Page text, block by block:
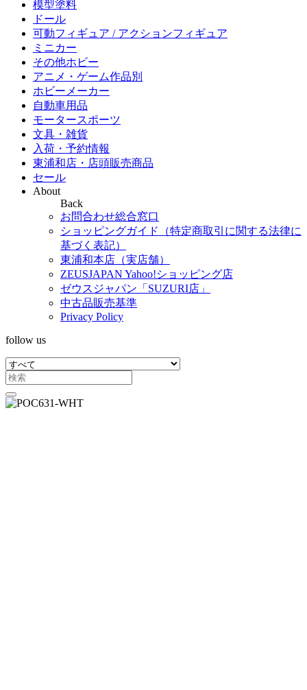
模型塗料
ドール
可動フィギュア / アクションフィギュア
ミニカー
その他ホビー
アニメ・ゲーム作品別
ホビーメーカー
自動車用品
モータースポーツ
文具・雑貨
入荷・予約情報
東浦和店・店頭販売商品
セール
About
Back
お問合わせ総合窓口
ショッピングガイド（特定商取引に関する法律に
基づく表記）
東浦和本店（実店舗）
ZEUSJAPAN Yahoo!ショッピング店
ゼウスジャパン「SUZURI店」
中古品販売基準
Privacy Policy
follow us